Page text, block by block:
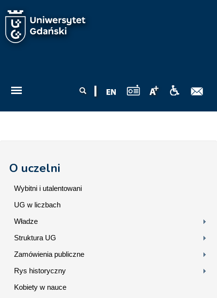
wyszukiwania
O uczelni
Wybitni i utalentowani
UG w liczbach
Władze
Struktura UG
Zamówienia publiczne
Rys historyczny
Kobiety w nauce